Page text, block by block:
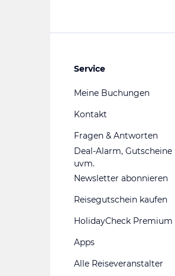
Service
Meine Buchungen
Kontakt
Fragen & Antworten
Deal-Alarm, Gutscheine
uvm.
Newsletter abonnieren
Reisegutschein kaufen
HolidayCheck Premium
Apps
Alle Reiseveranstalter